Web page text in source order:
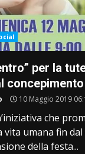
per la
concepimento
10 Maggio 2019
che
vita umana fin
della festa...